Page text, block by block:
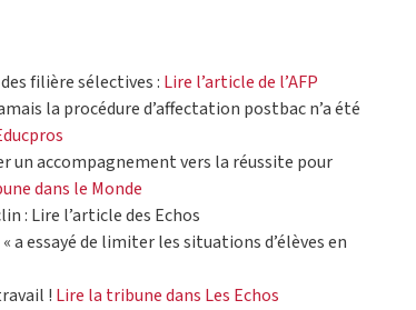
filière sélectives : Lire l’article de l’AFP
la procédure d’affectation postbac n’a été
un accompagnement vers la réussite pour
dans le Monde
: Lire l’article des Echos
a essayé de limiter les situations d’élèves en
! Lire la tribune dans Les Echos